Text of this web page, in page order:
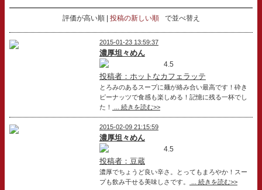
評価が高い順 投稿の新しい順 で並べ替え
2015-01-23 13:59:37
濃厚坦々めん
4.5
投稿者：ホットなカフェラッテ
とろみのあるスープに麺が絡み合い最高です！砕き
ピーナッツで食感も楽しめる！記憶に残る一杯でし
た！
... 続きを読む>>
2015-02-09 21:15:59
濃厚坦々めん
4.5
投稿者：豆蔵
濃厚でちょうど良い辛さ。とってもまろやか！スー
プも飲み干せる美味しさです。
... 続きを読む>>